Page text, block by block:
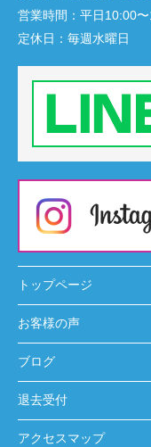
営業時間： 平日10:00
定休日： 毎週水曜日
トップページ
お客様の声
ブログ
退去受付
アクセスマップ